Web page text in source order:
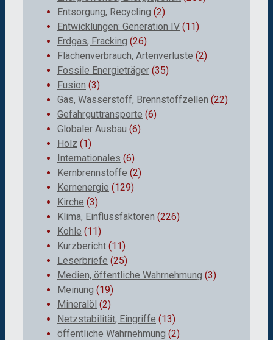
Entsorgung, Recycling (2)
Entwicklungen: Generation IV (11)
Erdgas, Fracking (26)
Flächenverbrauch, Artenverluste (2)
Fossile Energieträger (35)
Fusion (3)
Gas, Wasserstoff, Brennstoffzellen (22)
Gefahrguttransporte (6)
Globaler Ausbau (6)
Holz (1)
Internationales (6)
Kernbrennstoffe (2)
Kernenergie (129)
Kirche (3)
Klima, Einflussfaktoren (226)
Kohle (11)
Kurzbericht (11)
Leserbriefe (25)
Medien, öffentliche Wahrnehmung (3)
Meinung (19)
Mineralöl (2)
Netzstabilität; Eingriffe (13)
öffentliche Wahrnehmung (2)